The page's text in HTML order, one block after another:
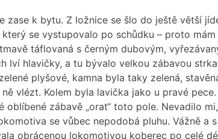
zase k bytu. Z ložnice se šlo do ještě větší
se vystupovalo po schůdku – proto
táflovaná s černým dubovým,
lví hlavičky, a tu bývalo velkou zábavou
plyšové, kamna byla taky zelená,
ně vlézt. Kolem byla lavička jako u pravé
oblíbené zábavě „orat“ toto pole. Nevadilo
se vůbec nepodobá pluhu. Vážně a
obrácenou lokomotivou koberec po celé